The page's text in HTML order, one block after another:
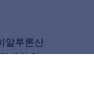
알루론산
계의 연
소하